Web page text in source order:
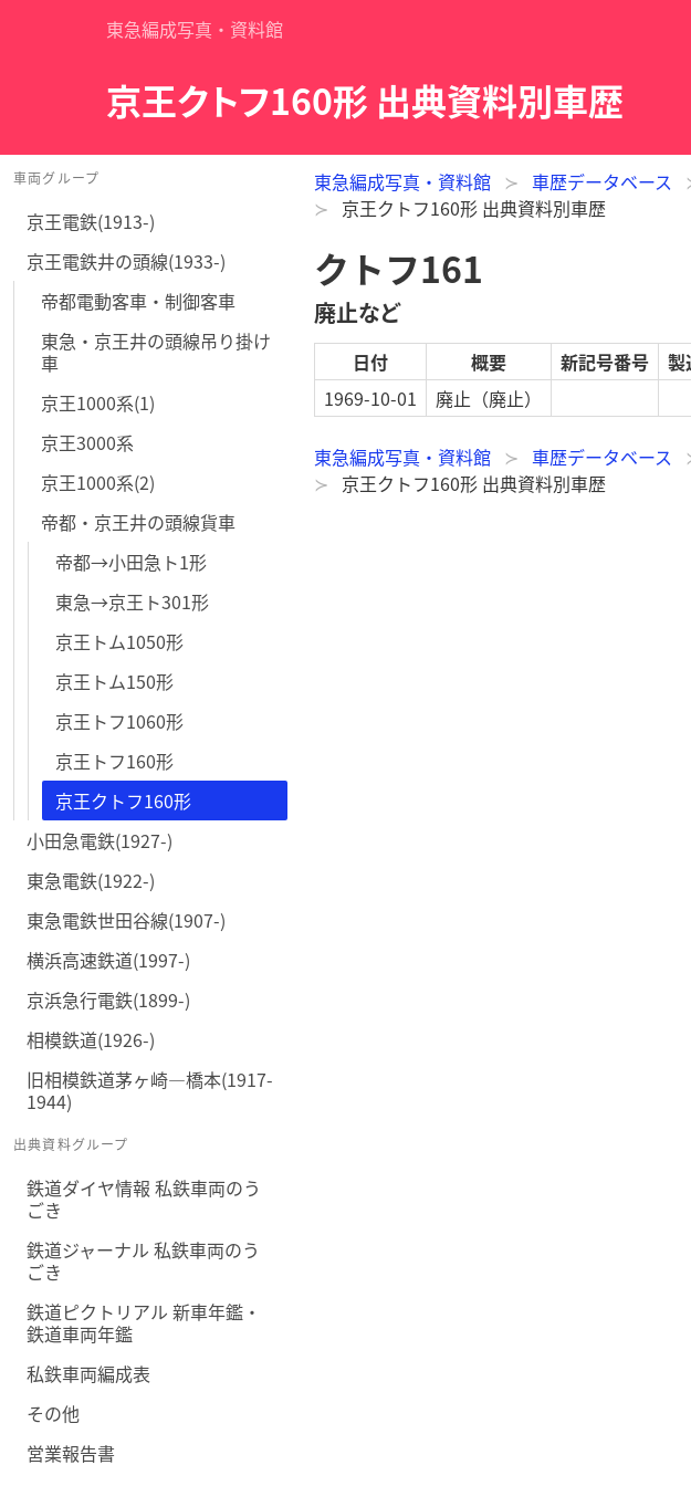
東急編成写真・資料館
京王クトフ160形 出典資料別車歴
車両グループ
京王電鉄(1913-)
京王電鉄井の頭線(1933-)
帝都電動客車・制御客車
東急・京王井の頭線吊り掛け
車
京王1000系(1)
京王3000系
京王1000系(2)
帝都・京王井の頭線貨車
帝都→小田急ト1形
東急→京王ト301形
京王トム1050形
京王トム150形
京王トフ1060形
京王トフ160形
京王クトフ160形
小田急電鉄(1927-)
東急電鉄(1922-)
東急電鉄世田谷線(1907-)
横浜高速鉄道(1997-)
京浜急行電鉄(1899-)
相模鉄道(1926-)
旧相模鉄道茅ヶ崎―橋本(1917-
1944)
出典資料グループ
鉄道ダイヤ情報 私鉄車両のう
ごき
鉄道ジャーナル 私鉄車両のう
ごき
鉄道ピクトリアル 新車年鑑・
鉄道車両年鑑
私鉄車両編成表
その他
営業報告書
東急編成写真・資料館 車歴データベース
京王クトフ160形 出典資料別車歴
クトフ161
廃止など
日付 概要 新記号番号 製
1969-10-01
廃止 （廃止）
東急編成写真・資料館 車歴データベース
京王クトフ160形 出典資料別車歴